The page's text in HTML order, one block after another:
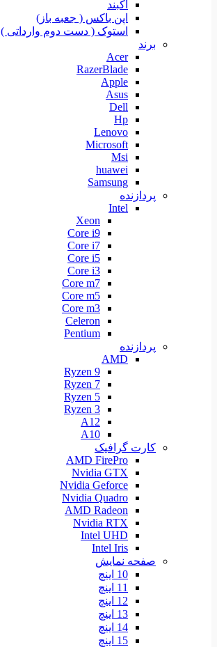
آکبند
اپن باکس ( جعبه باز)
استوک ( دست دوم وارداتی )
برند
Acer
RazerBlade
Apple
Asus
Dell
Hp
Lenovo
Microsoft
Msi
huawei
Samsung
پردازنده
Intel
Xeon
Core i9
Core i7
Core i5
Core i3
Core m7
Core m5
Core m3
Celeron
Pentium
پردازنده
AMD
Ryzen 9
Ryzen 7
Ryzen 5
Ryzen 3
A12
A10
کارت گرافیک
AMD FirePro
Nvidia GTX
Nvidia Geforce
Nvidia Quadro
AMD Radeon
Nvidia RTX
Intel UHD
Intel Iris
صفحه نمایش
10 اینچ
11 اینچ
12 اینچ
13 اینچ
14 اینچ
15 اینچ